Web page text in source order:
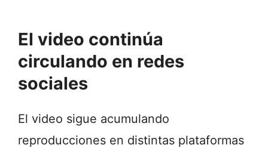
El video continúa
circulando en redes
sociales
El video sigue acumulando
reproducciones en distintas plataformas